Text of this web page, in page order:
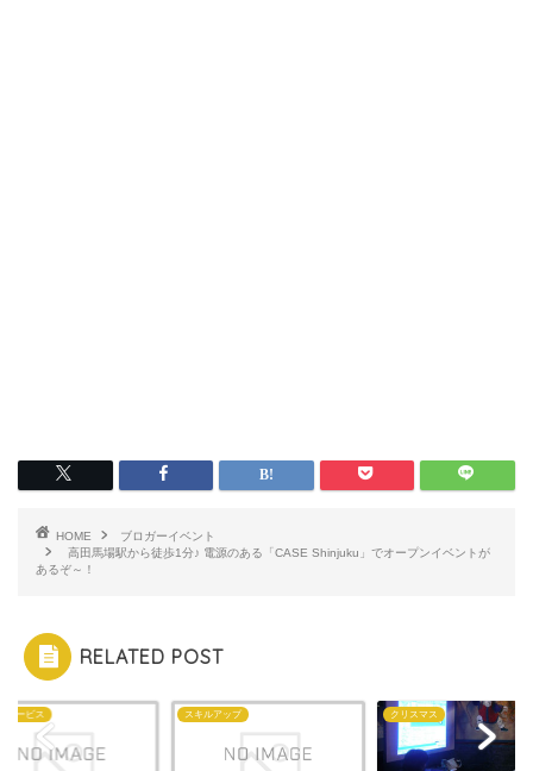
HOME
ブロガーイベント
高田馬場駅から徒歩1分♪ 電源のある「CASE Shinjuku」でオープンイベントが
あるぞ～！
RELATED POST
サービス スキルアップ クリスマス